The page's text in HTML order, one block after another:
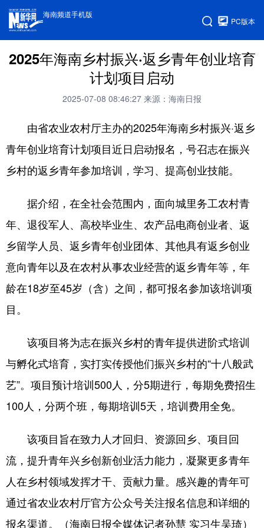
海南频道手机版
PC版本
2025年海南乡村振兴·返乡青年创业培育
计划项目启动
2025-07-08 08:46:27 来源：海南日报
由省农业农村厅主办的2025年海南乡村振兴·返乡
青年创业培育计划项目近日启动报名，号召志在振兴
乡村的返乡青年参加培训，学习、提高创业技能。
据介绍，在全社会范围内，面向城里务工农村青
年、退役军人、高校毕业生、农产品电商创业者、返
乡留学人员、返乡青年创业团体、其他具有返乡创业
意向青年以及在农村从事农业经营的返乡青年等，年
龄在18岁至45岁（含）之间，都可报名参加该培训项
目。
该项目将为志在振兴乡村的青年提供进阶式培训
与孵化式培育，实打实传授他们振兴乡村的“十八般武
艺”。项目预计培训500人，分5期进行，每期免费招生
100人，分两个班，每期培训5天，培训费用全免。
该项目旨在致力人才回归、资源回乡、项目回
流，提升青年兴乡创新创业活力能力，凝聚更多青年
人在乡村领域发挥才干、贡献力量。感兴趣的青年可
通过省农业农村厅官方公众号关注报名信息和详细的
报名渠道。（海南日报全媒体记者孙慧 实习生吴琦）